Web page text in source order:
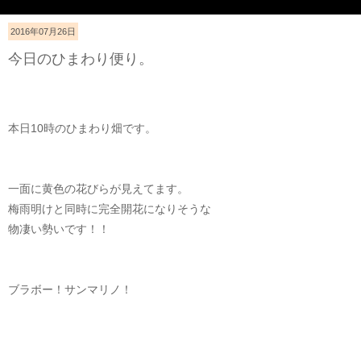
2016年07月26日
今日のひまわり便り。
本日10時のひまわり畑です。
一面に黄色の花びらが見えてます。
梅雨明けと同時に完全開花になりそうな
物凄い勢いです！！
ブラボー！サンマリノ！